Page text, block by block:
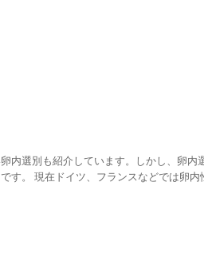
内選別も紹介しています。しかし、卵
す。 現在ドイツ、フランスなどでは卵内